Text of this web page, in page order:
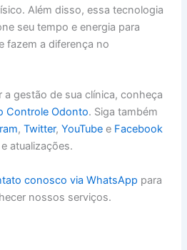
Além disso, essa tecnologia
seu tempo e energia para
fazem a diferença no
a gestão de sua clínica, conheça
Controle Odonto. Siga também
, Twitter, YouTubee Facebook
atualizações.
conosco via WhatsApp para
nossos serviços.